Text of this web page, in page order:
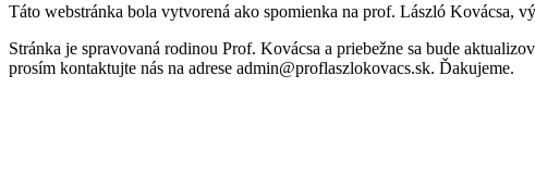
Táto webstránka bola vytvorená ako spomienka na prof. László Kovácsa,
Stránka je spravovaná rodinou Prof. Kovácsa a priebežne sa bude
prosím kontaktujte nás na adrese admin@proflaszlokovacs.sk. Ďakujeme.